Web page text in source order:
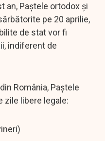
an, Paștele ortodox și
pe 20 aprilie,
de stat vor fi
indiferent de
România, Paștele
zile libere legale: